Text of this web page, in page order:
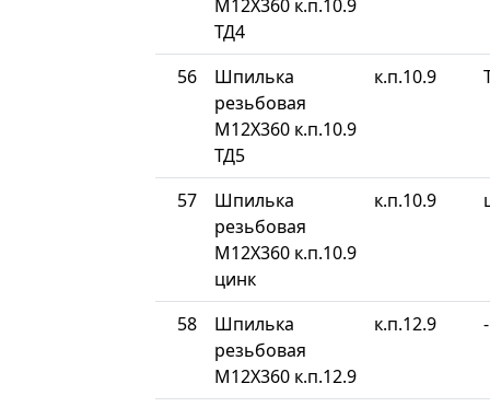
М12Х360 к.п.10.9
ТД4
56
Шпилька
резьбовая
М12Х360 к.п.10.9
ТД5
к.п.10.9
57
Шпилька
резьбовая
М12Х360 к.п.10.9
цинк
к.п.10.9
58
Шпилька
резьбовая
М12Х360 к.п.12.9
к.п.12.9 -